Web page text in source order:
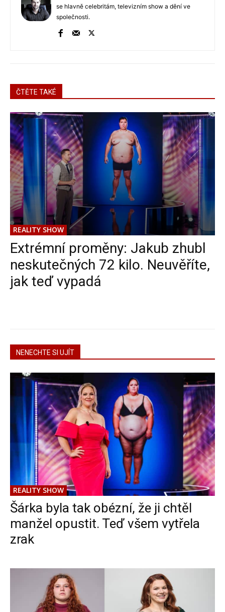
se hlavně celebritám, televizním show a dění ve
společnosti.
ČTĚTE TAKÉ
REALITY SHOW
Extrémní proměny: Jakub zhubl
neskutečných 72 kilo. Neuvěříte,
jak teď vypadá
NENECHTE SI UJÍT
REALITY SHOW
Šárka byla tak obézní, že ji chtěl
manžel opustit. Teď všem vytřela
zrak